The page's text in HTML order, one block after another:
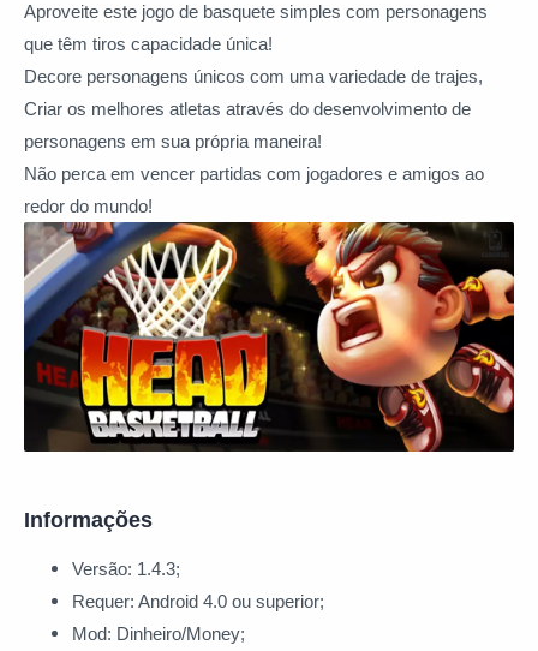
Aproveite este jogo de basquete simples com personagens
que têm tiros capacidade única!
Decore personagens únicos com uma variedade de trajes,
Criar os melhores atletas através do desenvolvimento de
personagens em sua própria maneira!
Não perca em vencer partidas com jogadores e amigos ao
redor do mundo!
Informações
Versão: 1.4.3;
Requer: Android 4.0 ou superior;
Mod: Dinheiro/Money;